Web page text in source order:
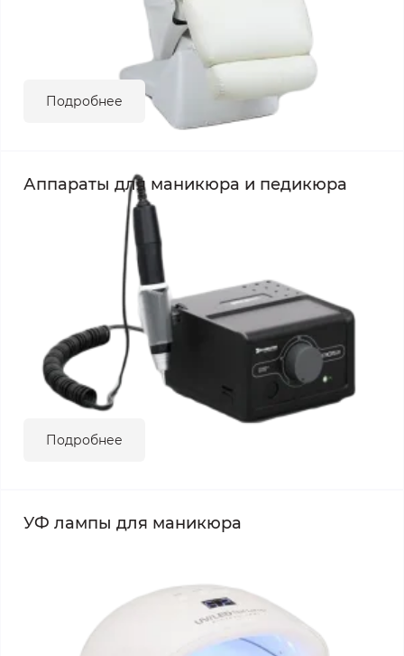
Подробнее
Аппараты для маникюра и педикюра
Подробнее
УФ лампы для маникюра